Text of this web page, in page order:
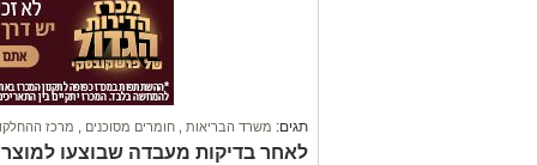
לפרטים המלאים ולהגשת מועמדות
החברה העירונית:
להגשת מועמדות לחצו כאן
יש לכם מידע חשוב שטרם נחשף?
תגים: משרד הבריאות חומרים מסוכנים מרכז
לאחר בדיקות מעבדה שבוצעו